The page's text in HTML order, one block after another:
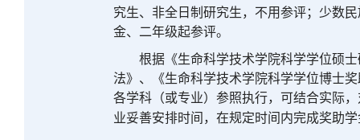
究生、非全日制研究生，不用参评；少数
金、二年级起参评。
根据 《生命科学技术学院科学学位硕
法》 、
《生命科学技术学院科学学位博士
各学科（或专业）参照执行， 可结合实际
业妥善安排时间，在规定时间内完成奖助